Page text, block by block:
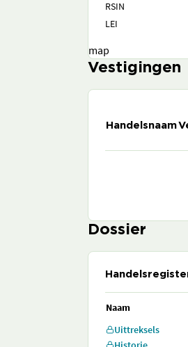
RSIN
LEI
map
Vestigingen
Handelsnaam
Dossier
Naam
Uittreksels